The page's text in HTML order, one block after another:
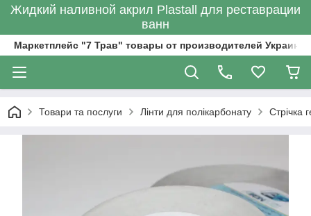
Жидкий наливной акрил Plastall для реставрации
ванн
Маркетплейс "7 Трав" товары от производителей
Товари та послуги Лінти для полікарбонату Стрічка